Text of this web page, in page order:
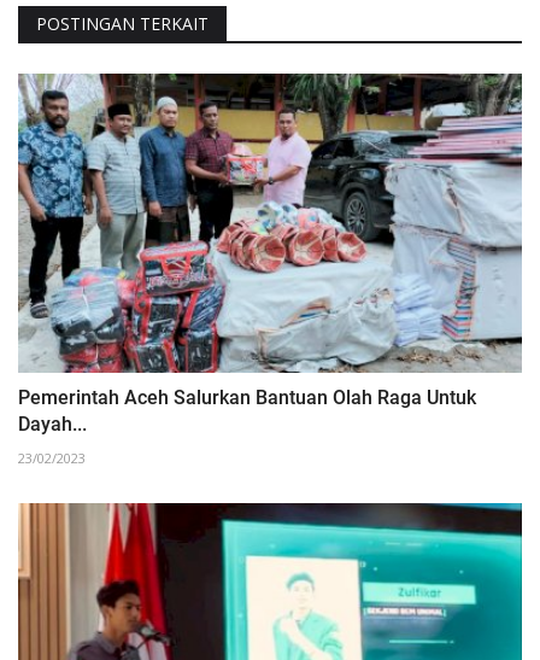
POSTINGAN TERKAIT
Pemerintah Aceh Salurkan Bantuan Olah Raga Untuk
Dayah...
23/02/2023